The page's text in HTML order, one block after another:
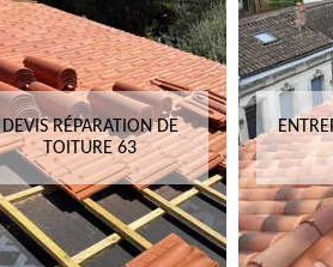
DEVIS RÉPARATION DE
TOITURE 63